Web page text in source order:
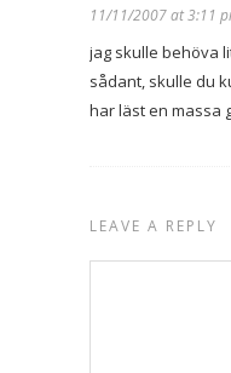
11/11/2007 at 3:11
jag skulle behöva
sådant, skulle du
har läst en massa
LEAVE A REPLY